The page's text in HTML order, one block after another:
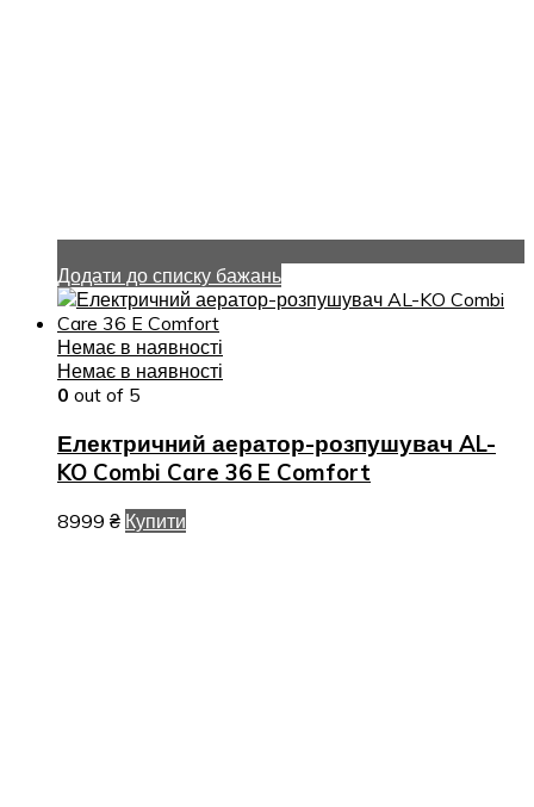
Додати до списку бажань
Немає в наявності
Немає в наявності
0 out of 5
Електричний аератор-розпушувач AL-
KO Combi Care 36 E Comfort
8999 ₴ Купити